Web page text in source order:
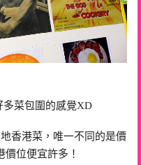
多菜包圍的感覺XD
香港菜， 唯一不同的是價
位便宜許多！